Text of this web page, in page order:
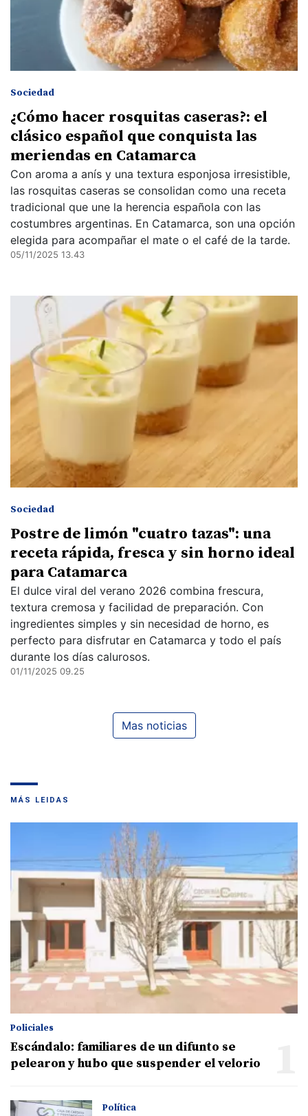
Sociedad
¿Cómo hacer rosquitas caseras?: el
clásico español que conquista las
meriendas en Catamarca
Con aroma a anís y una textura esponjosa irresistible,
las rosquitas caseras se consolidan como una receta
tradicional que une la herencia española con las
costumbres argentinas. En Catamarca, son una opción
elegida para acompañar el mate o el café de la tarde.
05/11/2025 13.43
Sociedad
Postre de limón "cuatro tazas": una
receta rápida, fresca y sin horno ideal
para Catamarca
El dulce viral del verano 2026 combina frescura,
textura cremosa y facilidad de preparación. Con
ingredientes simples y sin necesidad de horno, es
perfecto para disfrutar en Catamarca y todo el país
durante los días calurosos.
01/11/2025 09.25
Mas noticias
MÁS LEIDAS
Policiales
Escándalo: familiares de un difunto se
pelearon y hubo que suspender el velorio
Política